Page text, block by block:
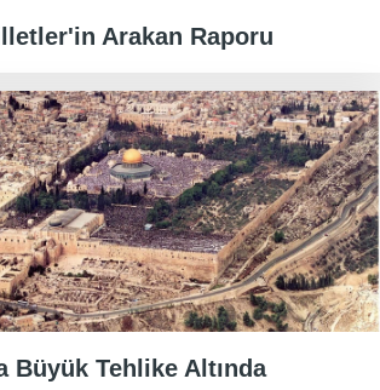
Arakan Raporu
Büyük Tehlike Altında